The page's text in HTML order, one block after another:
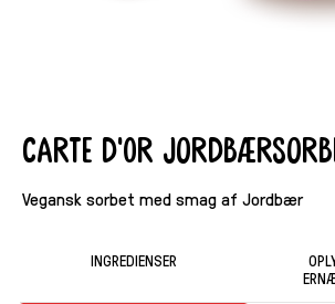
Carte d'Or
Vegansk sorbet med smag af Jordbær
INGREDIENSER